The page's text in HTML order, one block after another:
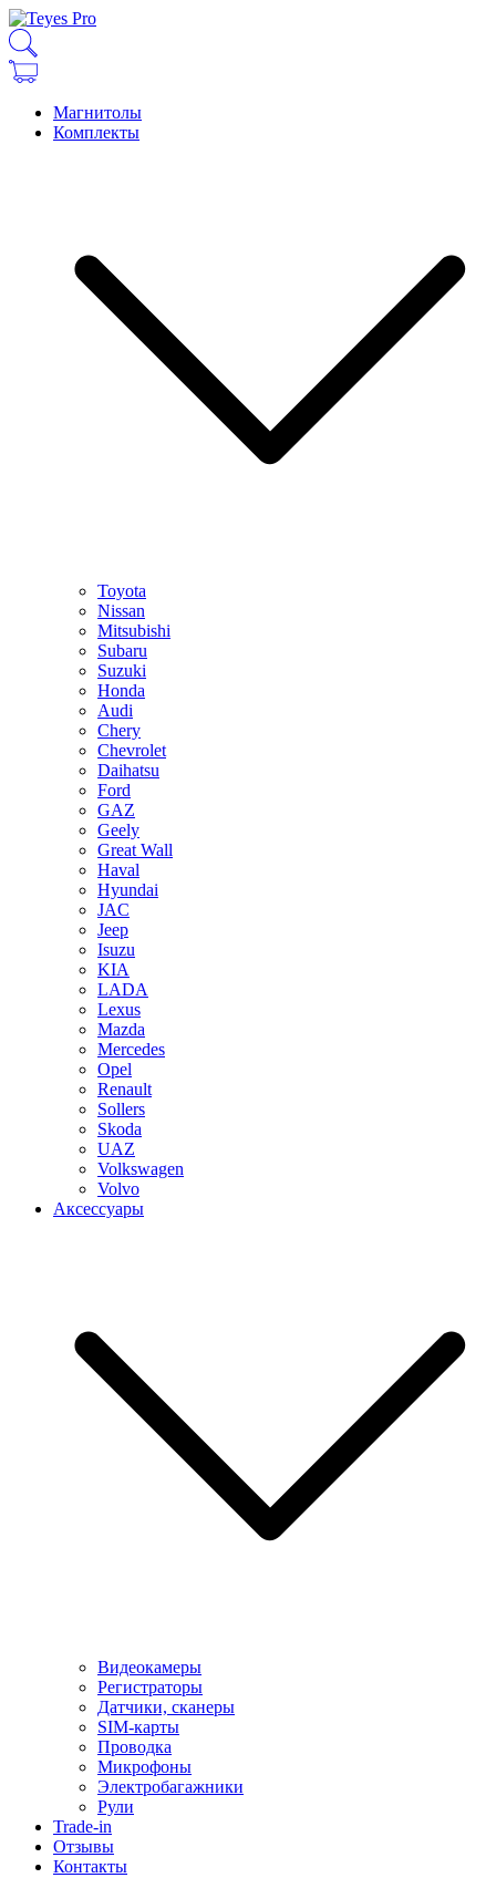
Магнитолы
Комплекты
Toyota
Nissan
Mitsubishi
Subaru
Suzuki
Honda
Audi
Chery
Chevrolet
Daihatsu
Ford
GAZ
Geely
Great Wall
Haval
Hyundai
JAC
Jeep
Isuzu
KIA
LADA
Lexus
Mazda
Mercedes
Opel
Renault
Sollers
Skoda
UAZ
Volkswagen
Volvo
Аксессуары
Видеокамеры
Регистраторы
Датчики, сканеры
SIM-карты
Проводка
Микрофоны
Электробагажники
Рули
Trade-in
Отзывы
Контакты